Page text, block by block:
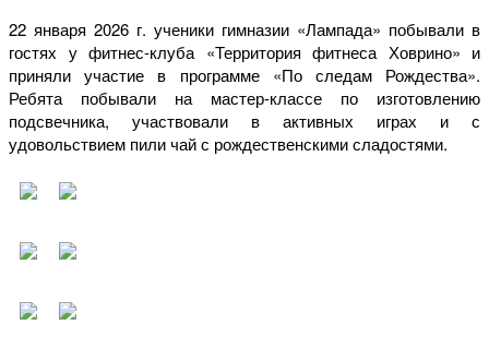
22 января 2026 г. ученики гимназии «Лампада» побывали в
гостях у фитнес-клуба «Территория фитнеса Ховрино» и
приняли участие в программе «По следам Рождества».
Ребята побывали на мастер-классе по изготовлению
подсвечника, участвовали в активных играх и с
удовольствием пили чай с рождественскими сладостями.